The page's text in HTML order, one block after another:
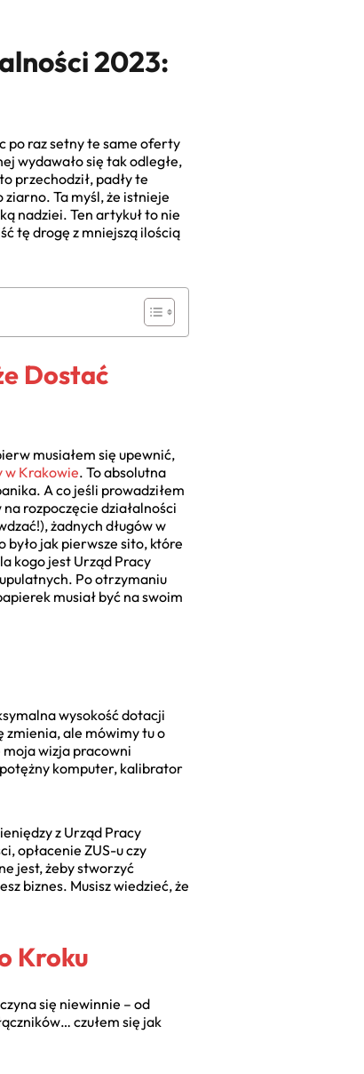
2023:
po raz setny te same oferty
wydawało się tak odległe,
przechodził, padły te
ziarno. Ta myśl, że istnieje
nadziei. Ten artykuł to nie
tę drogę z mniejszą ilością
Dostać
musiałem się upewnić,
w Krakowie. To absolutna
A co jeśli prowadziłem
rozpoczęcie działalności
żadnych długów w
było jak pierwsze sito, które
kogo jest Urząd Pracy
Po otrzymaniu
musiał być na swoim
wysokość dotacji
zmienia, ale mówimy tu o
moja wizja pracowni
komputer, kalibrator
z Urząd Pracy
opłacenie ZUS-u czy
jest, żeby stworzyć
biznes. Musisz wiedzieć, że
Kroku
się niewinnie – od
czułem się jak